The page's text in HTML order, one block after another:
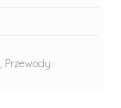
, Przewody